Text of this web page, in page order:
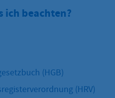
ich beachten?
(HGB)
(HRV)